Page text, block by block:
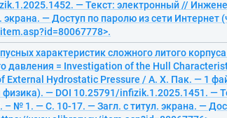
— Текст: электронный //
экрана. — Доступ по паролю из сети Интернет
характеристик сложного литого
давления = Investigation of the Hull
External Hydrostatic Pressure / А. Х. Пак. — 1
— DOI 10.25791/infizik.1.2025.1451. —
№ 1. — С. 10-17. — Загл. с титул. экрана. —